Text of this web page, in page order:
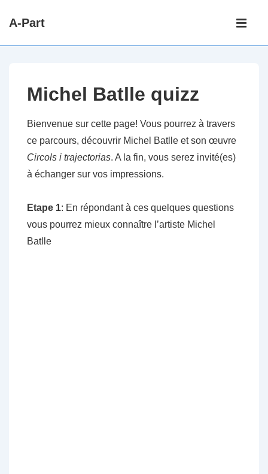
passer
A-Part
Main
Michel Batlle quizz
Bienvenue sur cette page! Vous pourrez à travers
ce parcours, découvrir Michel Batlle et son œuvre
Circols i trajectorias. A la fin, vous serez invité(es)
à échanger sur vos impressions.
Etape 1: En répondant à ces quelques questions
vous pourrez mieux connaître l’artiste Michel
Batlle